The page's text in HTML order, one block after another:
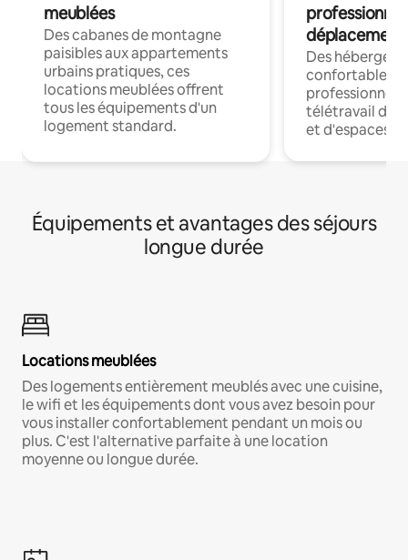
meublées
Des cabanes de montagne
paisibles aux appartements
urbains pratiques, ces
locations meublées offrent
tous les équipements d'un
logement standard.
déplacement
Des
confortables
professionnels
télétravail
et d'espaces
Équipements et avantages des séjours
longue durée
Locations meublées
Des logements entièrement meublés avec une cuisine,
le wifi et les équipements dont vous avez besoin pour
vous installer confortablement pendant un mois ou
plus. C'est l'alternative parfaite à une location
moyenne ou longue durée.